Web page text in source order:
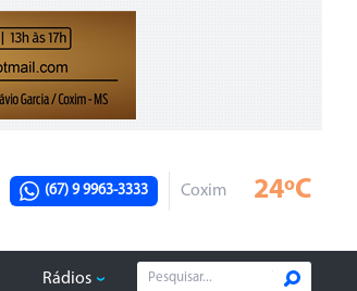
(67) 9 9963-3333 Coxim 24ºC
Rádios